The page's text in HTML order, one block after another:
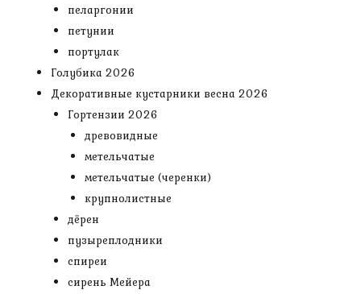
пеларгонии
петунии
портулак
Голубика 2026
Декоративные кустарники весна 2026
Гортензии 2026
древовидные
метельчатые
метельчатые (черенки)
крупнолистные
дёрен
пузыреплодники
спиреи
сирень Мейера